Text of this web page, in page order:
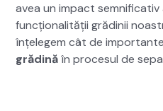
avea un impact
funcțion­al­ității gră­dinii
înțelegem cât de
grăd­inăîn pro­ce­sul de